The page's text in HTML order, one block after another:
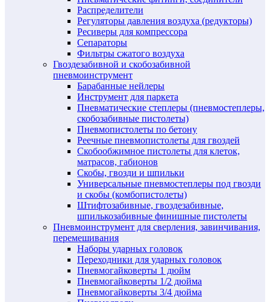
Распределители
Регуляторы давления воздуха (редукторы)
Ресиверы для компрессора
Сепараторы
Фильтры сжатого воздуха
Гвоздезабивной и скобозабивной
пневмоинструмент
Барабанные нейлеры
Инструмент для паркета
Пневматические степлеры (пневмостеплеры,
скобозабивные пистолеты)
Пневмопистолеты по бетону
Реечные пневмопистолеты для гвоздей
Скобообжимное пистолеты для клеток,
матрасов, габионов
Скобы, гвозди и шпильки
Универсальные пневмостеплеры под гвозди
и скобы (комбопистолеты)
Штифтозабивные, гвоздезабивные,
шпилькозабивные финишные пистолеты
Пневмоинструмент для сверления, завинчивания,
перемешивания
Наборы ударных головок
Переходники для ударных головок
Пневмогайковерты 1 дюйм
Пневмогайковерты 1/2 дюйма
Пневмогайковерты 3/4 дюйма